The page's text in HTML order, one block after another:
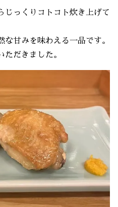
じっくりコトコト炊き上げて
甘みを味わえる一品です。
ただきました。